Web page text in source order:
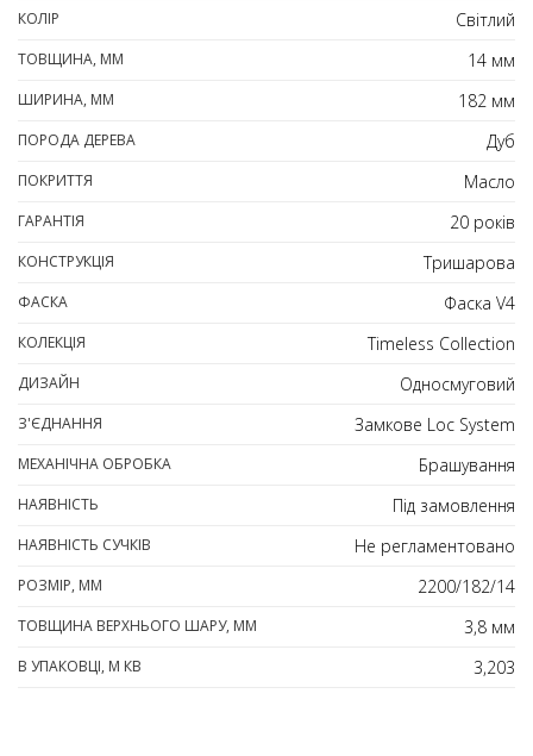
КОЛІР Світлий
ТОВЩИНА, ММ 14 мм
ШИРИНА, ММ 182 мм
ПОРОДА ДЕРЕВА Дуб
ПОКРИТТЯ Масло
ГАРАНТІЯ 20 років
КОНСТРУКЦІЯ Тришарова
ФАСКА Фаска V4
КОЛЕКЦІЯ Timeless Collection
ДИЗАЙН Односмуговий
З'ЄДНАННЯ Замкове Loc System
МЕХАНІЧНА ОБРОБКА Брашування
НАЯВНІСТЬ Під замовлення
НАЯВНІСТЬ СУЧКІВ Не регламентовано
РОЗМІР, ММ 2200/182/14
ТОВЩИНА ВЕРХНЬОГО ШАРУ, ММ 3,8 мм
В УПАКОВЦІ, М КВ 3,203